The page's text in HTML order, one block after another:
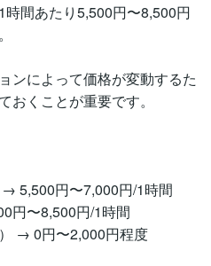
間あたり5,500円〜8,500円
ンによって価格が変動するた
おくことが重要です。
5,500円〜7,000円/1時間
円〜8,500円/1時間
→ 0円〜2,000円程度